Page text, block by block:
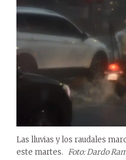
Las lluvias y los raudales
este martes. Foto: Dardo